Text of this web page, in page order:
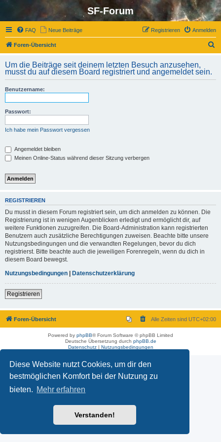
Diese Website nutzt Cookies, um dir den
bestmöglichen Komfort bei der Nutzung zu
bieten. Mehr erfahren
Verstanden!
SF-Forum
FAQ Neue Beiträge Anmelden
Registrieren
Foren-Übersicht
h
Um die Beiträge seit deinem letzten Besuch anzusehen,
musst du auf diesem Board registriert und angemeldet sein.
Benutzername:
Passwort:
Ich habe mein Passwort vergessen
Angemeldet bleiben
Meinen Online-Status während dieser Sitzung verbergen
REGISTRIEREN
Du musst in diesem Forum registriert sein, um dich anmelden zu können. Die
Registrierung ist in wenigen Augenblicken erledigt und ermöglicht dir, auf
weitere Funktionen zuzugreifen. Die Board-Administration kann registrierten
Benutzern auch zusätzliche Berechtigungen zuweisen. Beachte bitte unsere
Nutzungsbedingungen und die verwandten Regelungen, bevor du dich
registrierst. Bitte beachte auch die jeweiligen Forenregeln, wenn du dich in
diesem Board bewegst.
Nutzungsbedingungen | Datenschutzerklärung
Registrieren
Foren-Übersicht Alle Zeiten sind UTC+02:00
Powered by phpBB® Forum Software © phpBB Limited
Deutsche Übersetzung durch phpBB.de
Datenschutz| Nutzungsbedingungen